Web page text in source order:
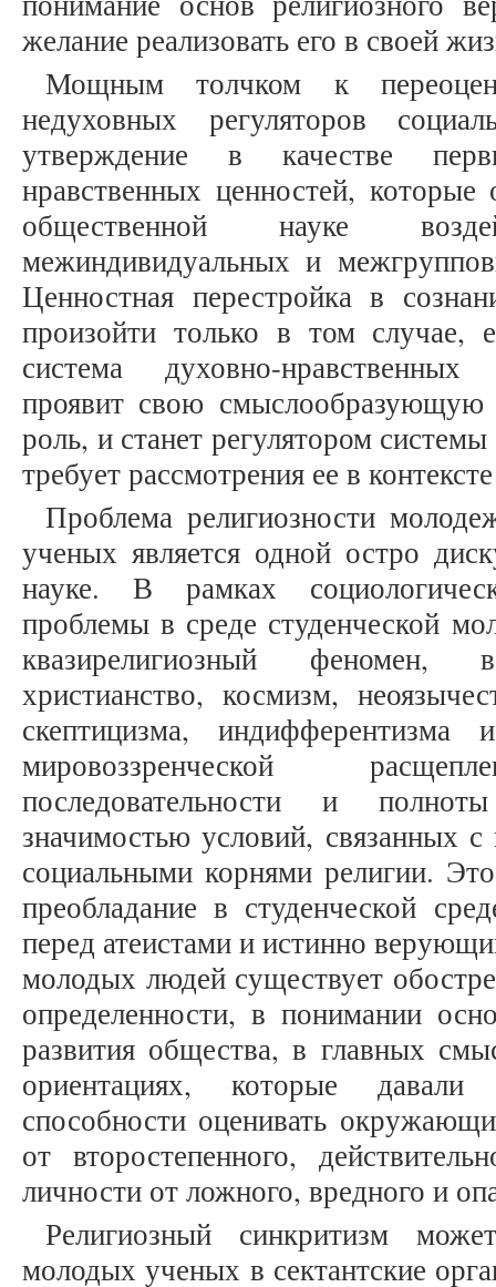
желание реализовать его в своей
Мощным толчком к
недуховных регуляторов
утверждение в качестве
нравственных ценностей,
общественной науке
межиндивидуальных и
Ценностная перестройка в
произойти только в том случае,
система духовно-нравственных
проявит свою смыслообразующую
роль, и станет регулятором
требует рассмотрения ее в
Проблема религиозности
ученых является одной остро
науке. В рамках
проблемы в среде студенческой
квазирелигиозный феномен,
христианство, космизм,
скептицизма,
мировоззренческой
последовательности и
значимостью условий, связанных
социальными корнями религии.
преобладание в студенческой
перед атеистами и истинно
молодых людей существует
определенности, в понимании
развития общества, в главных
ориентациях, которые
способности оценивать
от второстепенного,
личности от ложного, вредного и
Религиозный синкритизм
молодых ученых в сектантские